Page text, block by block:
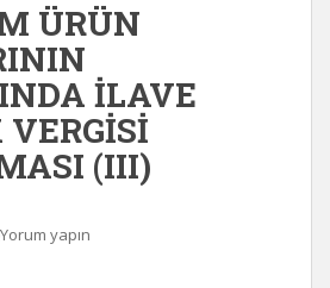
ÜRÜN
İLAVE
(III)
Yorum yapın